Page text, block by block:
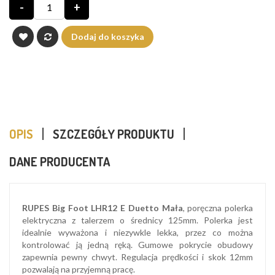
- +
Dodaj do koszyka
OPIS
SZCZEGÓŁY PRODUKTU
DANE PRODUCENTA
RUPES Big Foot LHR12 E Duetto Mała, poręczna polerka
elektryczna z talerzem o średnicy 125mm. Polerka jest
idealnie wyważona i niezywkle lekka, przez co można
kontrolować ją jedną ręką. Gumowe pokrycie obudowy
zapewnia pewny chwyt. Regulacja prędkości i skok 12mm
pozwalają na przyjemną pracę.